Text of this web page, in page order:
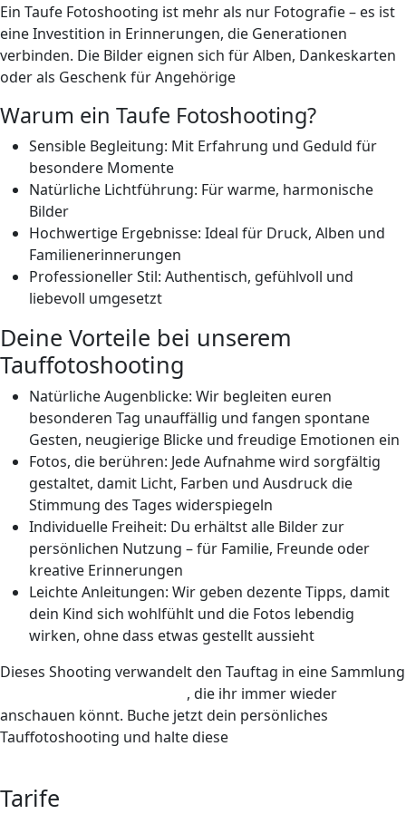
Ein Taufe Fotoshooting ist mehr als nur Fotografie – es ist
eine Investition in Erinnerungen, die Generationen
verbinden. Die Bilder eignen sich für Alben, Dankeskarten
oder als Geschenk für Angehörige
Warum ein Taufe Fotoshooting?
Sensible Begleitung: Mit Erfahrung und Geduld für
besondere Momente
Natürliche Lichtführung: Für warme, harmonische
Bilder
Hochwertige Ergebnisse: Ideal für Druck, Alben und
Familienerinnerungen
Professioneller Stil: Authentisch, gefühlvoll und
liebevoll umgesetzt
Deine Vorteile bei unserem
Tauffotoshooting
Natürliche Augenblicke: Wir begleiten euren
besonderen Tag unauffällig und fangen spontane
Gesten, neugierige Blicke und freudige Emotionen ein
Fotos, die berühren: Jede Aufnahme wird sorgfältig
gestaltet, damit Licht, Farben und Ausdruck die
Stimmung des Tages widerspiegeln
Individuelle Freiheit: Du erhältst alle Bilder zur
persönlichen Nutzung – für Familie, Freunde oder
kreative Erinnerungen
Leichte Anleitungen: Wir geben dezente Tipps, damit
dein Kind sich wohlfühlt und die Fotos lebendig
wirken, ohne dass etwas gestellt aussieht
Dieses Shooting verwandelt den Tauftag in eine Sammlung
, die ihr immer wieder
anschauen könnt. Buche jetzt dein persönliches
Tauffotoshooting und halte diese
Tarife